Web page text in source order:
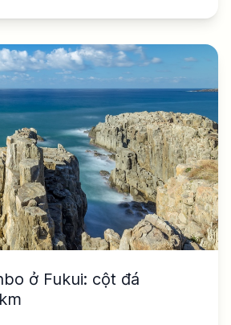
ở Fukui: cột đá